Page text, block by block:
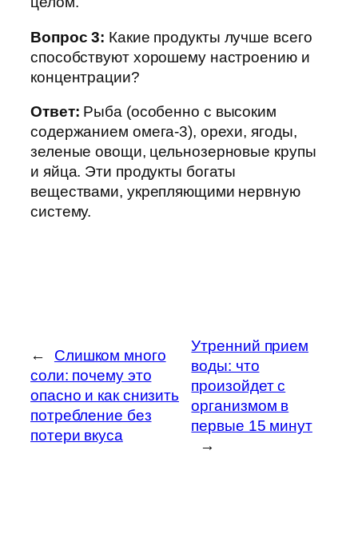
Вопрос 3: Какие продукты лучше всего
способствуют хорошему настроению и
концентрации?
Ответ: Рыба (особенно с высоким
содержанием омега-3), орехи, ягоды,
зеленые овощи, цельнозерновые крупы
и яйца. Эти продукты богаты
веществами, укрепляющими нервную
систему.
←
Слишком много
соли: почему это
опасно и как снизить
потребление без
потери вкуса
Утренний прием
воды: что
произойдет с
организмом в
первые 15 минут
→